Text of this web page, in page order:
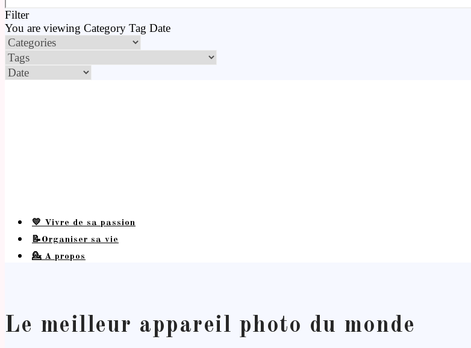
Filter
You are viewing Category Tag Date
💛 Vivre de sa passion
📝Organiser sa vie
💁 A propos
Le meilleur appareil photo du monde